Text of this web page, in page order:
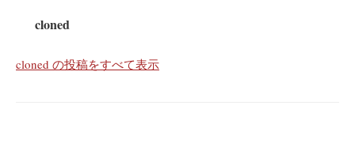
cloned
cloned の投稿をすべて表示